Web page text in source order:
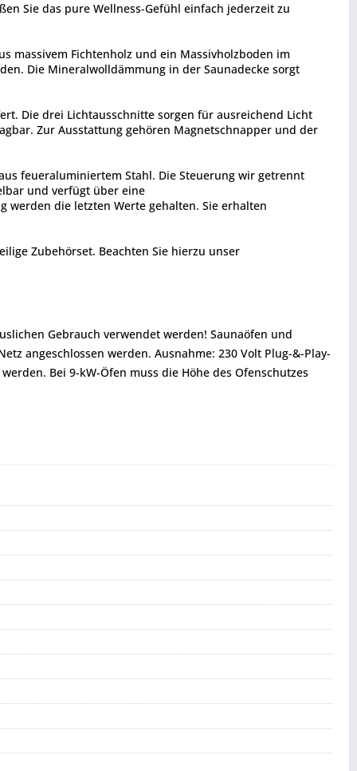
Sie das pure Wellness-Gefühl einfach jederzeit zu
massivem Fichtenholz und ein Massivholzboden im
Die Mineralwolldämmung in der Saunadecke sorgt
Die drei Lichtausschnitte sorgen für ausreichend Licht
Zur Ausstattung gehören Magnetschnapper und der
feueraluminiertem Stahl. Die Steuerung wir getrennt
und verfügt über eine
werden die letzten Werte gehalten. Sie erhalten
Zubehörset. Beachten Sie hierzu unser
Gebrauch verwendet werden! Saunaöfen und
angeschlossen werden. Ausnahme: 230 Volt Plug-&-Play-
Bei 9-kW-Öfen muss die Höhe des Ofenschutzes